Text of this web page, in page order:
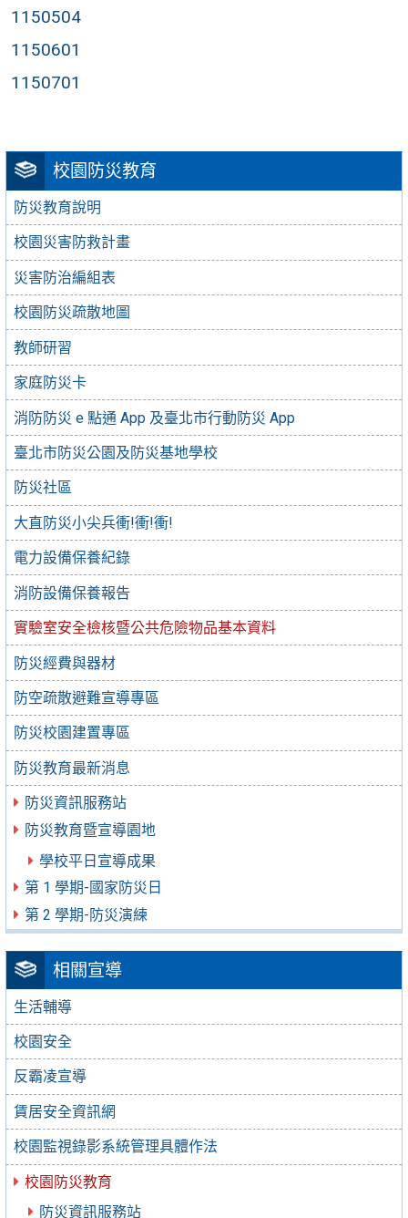
校園防災教育
防災教育說明
校園災害防救計畫
災害防治編組表
校園防災疏散地圖
教師研習
家庭防災卡
消防防災 e 點通 App 及臺北市行動防災 App
臺北市防災公園及防災基地學校
防災社區
大直防災小尖兵衝!衝!衝!
電力設備保養紀錄
消防設備保養報告
實驗室安全檢核暨公共危險物品基本資料
防災經費與器材
防空疏散避難宣導專區
防災校園建置專區
防災教育最新消息
防災資訊服務站
防災教育暨宣導園地
學校平日宣導成果
第 1 學期-國家防災日
第 2 學期-防災演練
相關宣導
生活輔導
校園安全
反霸凌宣導
賃居安全資訊網
校園監視錄影系統管理具體作法
校園防災教育
防災資訊服務站
1150504
1150601
1150701